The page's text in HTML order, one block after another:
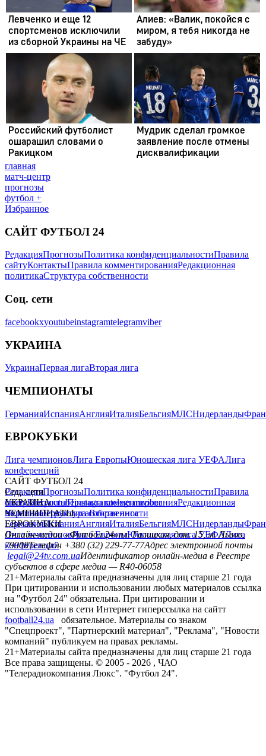
главная
матч-центр
прогнозы
футбол +
Избранное
САЙТ ФУТБОЛ 24
РедакцияПрогнозыПолитика конфиденциальностиПравила
сайтуКонтактыПравила комментированияРедакционная
политикаСтруктура собственности
Соц. сети
facebookxyoutubeinstagramtelegramviber
УКРАИНА
УкраинаПервая лигаВторая лига
ЧЕМПИОНАТЫ
ГерманияИспанияАнглияИталияБельгияМЛСНидерланды
ЕВРОКУБКИ
Лига чемпионовЛига ЕвропыЮношеская лига УЕФАЛига
конференций
САЙТ ФУТБОЛ 24
РедакцияПрогнозыПолитика конфиденциальностиПравила
сайтуКонтактыПравила комментированияРедакционная
политикаСтруктура собственности
Соц. сети
facebookxyoutubeinstagramtelegramviber
УКРАИНА
УкраинаПервая лигаВторая лига
ЧЕМПИОНАТЫ
ГерманияИспанияАнглияИталияБельгияМЛСНидерланды
ЕВРОКУБКИ
Лига чемпионовЛига ЕвропыЮношеская лига УЕФАЛига
конференций
Онлайн-медиа «Футбол 24»пл. Галицкая, дом. 15, м. Львов,
79008Телефон +380 (32) 229-77-77Адрес электронной почты
legal@24tv.com.uaИдентификатор онлайн-медиа в Реестре
субъектов в сфере медиа — R40-06058
21+Материалы сайта предназначены для лиц старше 21 года
При цитировании и использовании любых материалов ссылка
на "Футбол 24" обязательна. При цитировании и
использовании в сети Интернет гиперссылка на сайтт
football24.ua
обязательное. Материалы со знаком
"Спецпроект", "Партнерский материал", "Реклама", "Новости
компаний" публикуем на правах рекламы.
21+Материалы сайта предназначены для лиц старше 21 года
Все права защищены. © 2005 - 2026 , ЧАО
"Телерадиокомпания Люкс". "Футбол 24".